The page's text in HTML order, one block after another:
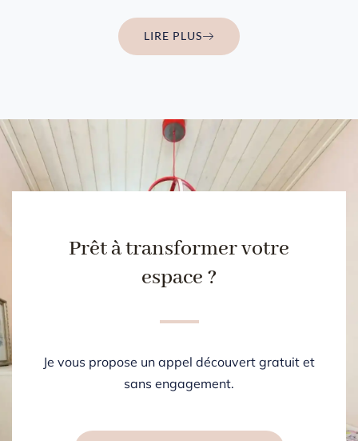
LIRE PLUS
Prêt à transformer votre
espace ?
Je vous propose un appel découvert gratuit et
sans engagement.